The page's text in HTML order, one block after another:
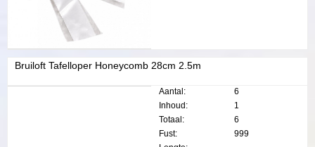
Bruiloft Tafelloper Honeycomb 28cm 2.5m
Aantal:
6
Inhoud:
1
Totaal:
6
Fust:
999